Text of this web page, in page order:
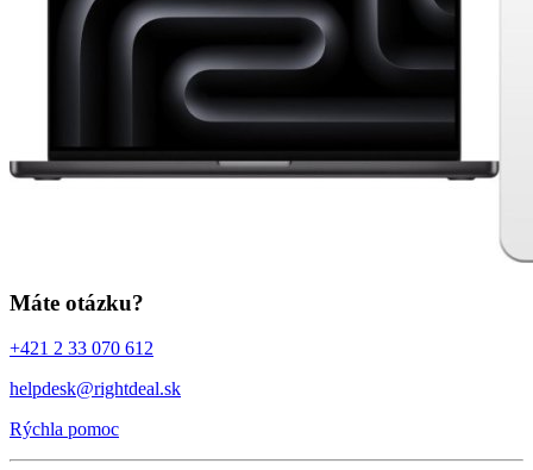
Máte otázku?
+421 2 33 070 612
helpdesk@rightdeal.sk
Rýchla pomoc